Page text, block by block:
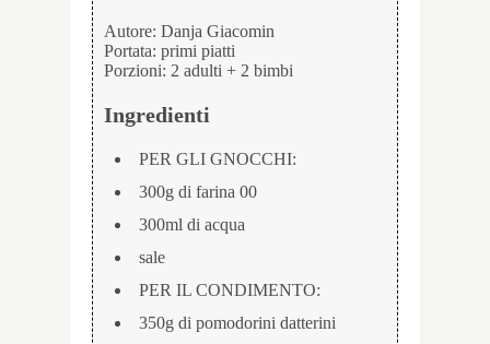
Autore: Danja Giacomin
Portata: primi piatti
Porzioni: 2 adulti + 2 bimbi
Ingredienti
PER GLI GNOCCHI:
300g di farina 00
300ml di acqua
sale
PER IL CONDIMENTO:
350g di pomodorini datterini